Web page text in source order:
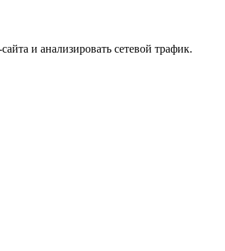
и анализировать сетевой трафик.